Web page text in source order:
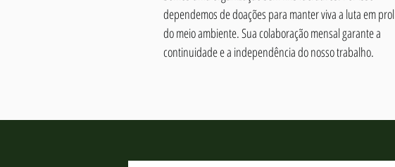
dependemos de doações para manter viva a luta em prol
do meio ambiente. Sua colaboração mensal garante a
continuidade e a independência do nosso trabalho.